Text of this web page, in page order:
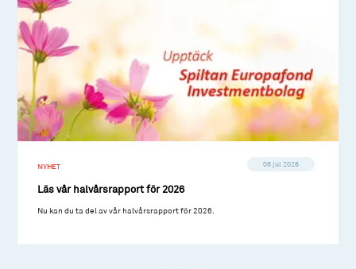
NYHET 08 jul 2026
Läs vår halvårsrapport för 2026
Nu kan du ta del av vår halvårsrapport för 2026.